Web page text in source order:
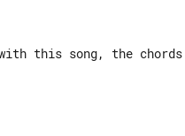
this song, the